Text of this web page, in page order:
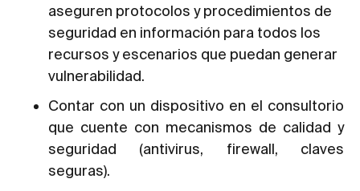
aseguren protocolos y procedimientos de
seguridad en información para todos los
recursos y escenarios que puedan generar
vulnerabilidad.
Contar con un dispositivo en el consultorio
que cuente con mecanismos de calidad y
seguridad (antivirus, firewall, claves
seguras).